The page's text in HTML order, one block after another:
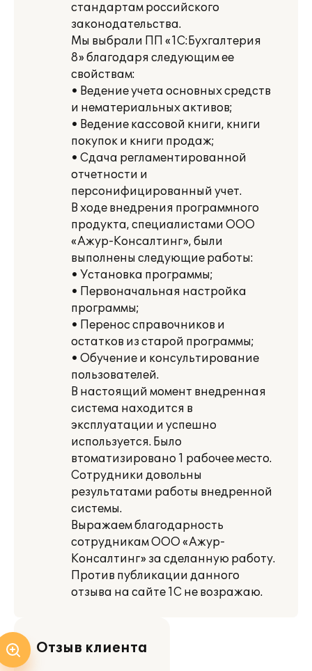
стандартам российского
законодательства.
Мы выбрали ПП «1С:Бухгалтерия
8» благодаря следующим ее
свойствам:
• Ведение учета основных средств
и нематериальных активов;
• Ведение кассовой книги, книги
покупок и книги продаж;
• Сдача регламентированной
отчетности и
персонифицированный учет.
В ходе внедрения программного
продукта, специалистами ООО
«Ажур-Консалтинг», были
выполнены следующие работы:
• Установка программы;
• Первоначальная настройка
программы;
• Перенос справочников и
остатков из старой программы;
• Обучение и консультирование
пользователей.
В настоящий момент внедренная
система находится в
эксплуатации и успешно
используется. Было
втоматизировано 1 рабочее место.
Сотрудники довольны
результатами работы внедренной
системы.
Выражаем благодарность
сотрудникам ООО «Ажур-
Консалтинг» за сделанную работу.
Против публикации данного
отзыва на сайте 1С не возражаю.
Отзыв клиента